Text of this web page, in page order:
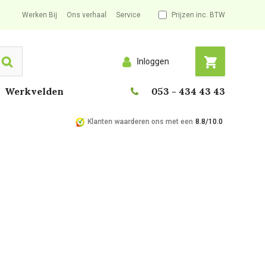
Werken Bij Ons verhaal Service Prijzen inc. BTW
Search Inloggen
Werkvelden 053 - 434 43 43
Klanten waarderen ons met een 8.8/10.0